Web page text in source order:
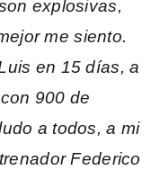
explosivas,
me siento.
en 15 días, a
900 de
a todos, a mi
Federico